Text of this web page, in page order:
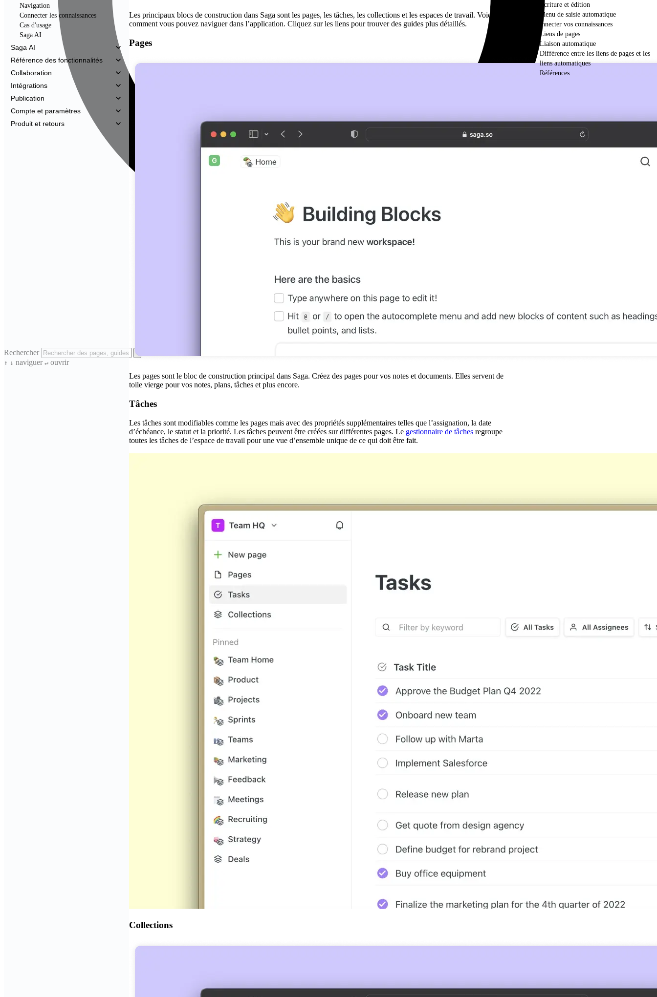
Rechercher
↑ ↓ naviguer ↵ ouvrir
Navigation
Connecter les connaissances
Cas d'usage
Saga AI
Saga AI
Référence des fonctionnalités
Collaboration
Intégrations
Publication
Compte et paramètres
Produit et retours
Les principaux blocs de construction dans Saga sont les pages, les tâches, les collections et les espaces de travail. Voici
comment vous pouvez naviguer dans l’application. Cliquez sur les liens pour trouver des guides plus détaillés.
Pages
Les pages sont le bloc de construction principal dans Saga. Créez des pages pour vos notes et documents. Elles servent de
toile vierge pour vos notes, plans, tâches et plus encore.
Tâches
Les tâches sont modifiables comme les pages mais avec des propriétés supplémentaires telles que l’assignation, la date
d’échéance, le statut et la priorité. Les tâches peuvent être créées sur différentes pages. Le gestionnaire de tâches regroupe
toutes les tâches de l’espace de travail pour une vue d’ensemble unique de ce qui doit être fait.
Collections
Écriture et édition
Menu de saisie automatique
Connecter vos connaissances
Liens de pages
Liaison automatique
Différence entre les liens de pages et les
liens automatiques
Références